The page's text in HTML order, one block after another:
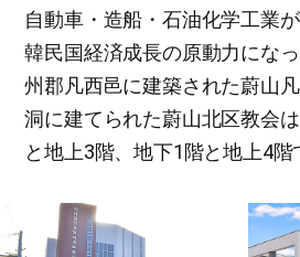
自動車・造船・石油化学工業
韓民国経済成長の原動力にな
州郡凡西邑に建築された蔚山
洞に建てられた蔚山北区教会
と地上3階、地下1階と地上4階